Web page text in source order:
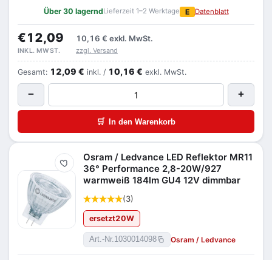
Über 30 lagerndLieferzeit 1–2 Werktage E Datenblatt
€12,09 10,16 € exkl. MwSt.
INKL. MWST. zzgl. Versand
Gesamt: 12,09 € inkl. / 10,16 € exkl. MwSt.
− +
🛒 In den Warenkorb
Merken
Osram / Ledvance LED Reflektor MR11
36° Performance 2,8-20W/927
warmweiß 184lm GU4 12V dimmbar
(3)
ersetzt20W
Art.-Nr.1030014098 Osram / Ledvance